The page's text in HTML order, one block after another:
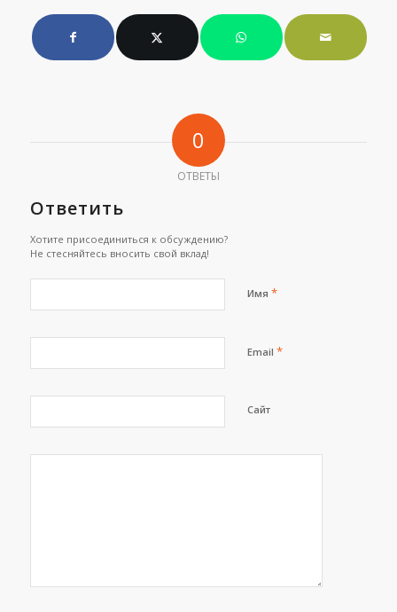
0
ОТВЕТЫ
Ответить
Хотите присоединиться к обсуждению?
Не стесняйтесь вносить свой вклад!
Имя *
Email *
Сайт